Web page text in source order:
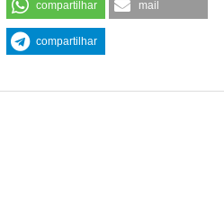
compartilhar mail
compartilhar